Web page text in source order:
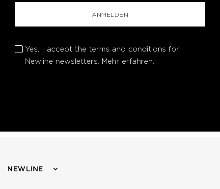
ANMELDEN
Yes, I accept the terms and conditions for
Newline newsletters. Mehr erfahren.
NEWLINE